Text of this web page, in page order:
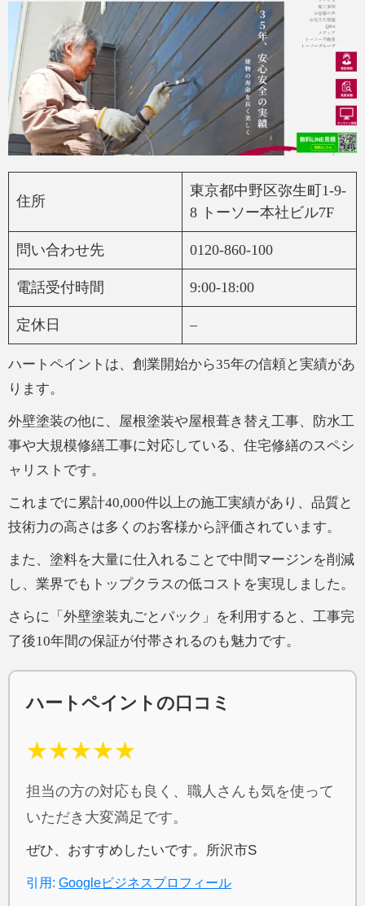
住所
東京都中野区弥生町1-9-
8 トーソー本社ビル7F
問い合わせ先 0120-860-100
電話受付時間 9:00-18:00
定休日 –
ハートペイントは、創業開始から35年の信頼と実績があ
ります。
外壁塗装の他に、屋根塗装や屋根葺き替え工事、防水工
事や大規模修繕工事に対応している、住宅修繕のスペシ
ャリストです。
これまでに累計40,000件以上の施工実績があり、品質と
技術力の高さは多くのお客様から評価されています。
また、塗料を大量に仕入れることで中間マージンを削減
し、業界でもトップクラスの低コストを実現しました。
さらに「外壁塗装丸ごとパック」を利用すると、工事完
了後10年間の保証が付帯されるのも魅力です。
ハートペイントの口コミ
★★★★★
担当の方の対応も良く、職人さんも気を使って
いただき大変満足です。
ぜひ、おすすめしたいです。所沢市S
引用: Googleビジネスプロフィール